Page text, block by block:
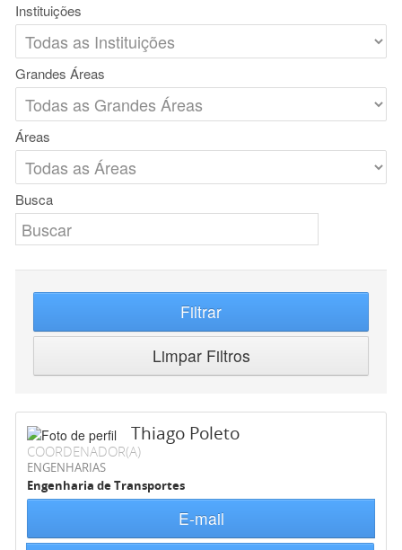
Instituições
Grandes Áreas
Áreas
Busca
Filtrar
Limpar Filtros
Thiago Poleto
COORDENADOR(A)
ENGENHARIAS
Engenharia de Transportes
E-mail